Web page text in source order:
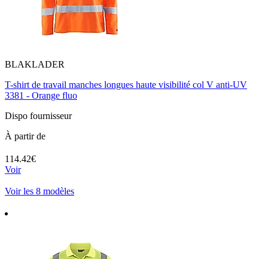
BLAKLADER
T-shirt de travail manches longues haute visibilité col V anti-UV
3381 - Orange fluo
Dispo fournisseur
À partir de
114.42€
Voir
Voir les 8 modèles